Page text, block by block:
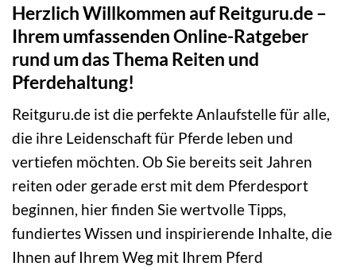
Herzlich Willkommen auf Reitguru.de –
Ihrem umfassenden Online-Ratgeber
rund um das Thema Reiten und
Pferdehaltung!
Reitguru.de ist die perfekte Anlaufstelle für alle,
die ihre Leidenschaft für Pferde leben und
vertiefen möchten. Ob Sie bereits seit Jahren
reiten oder gerade erst mit dem Pferdesport
beginnen, hier finden Sie wertvolle Tipps,
fundiertes Wissen und inspirierende Inhalte, die
Ihnen auf Ihrem Weg mit Ihrem Pferd